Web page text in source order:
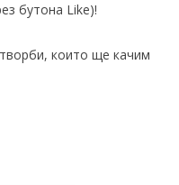
бутона Like)!
които ще качим